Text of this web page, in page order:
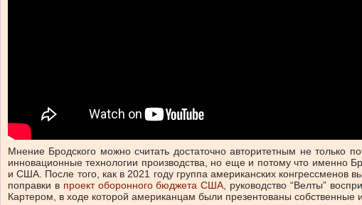
Мнение Бродского можно считать достаточно авторитетным не только
инновационные технологии производства, но еще и потому что именно
и США. После того, как в 2021 году группа американских конгрессменов
поправки в проект оборонного бюджета США , руководство “Велты”
Картером, в ходе которой американцам были презентованы собственные